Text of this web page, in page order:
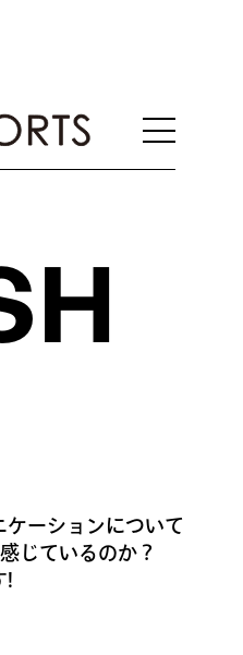
ーションについて
じているのか？
!